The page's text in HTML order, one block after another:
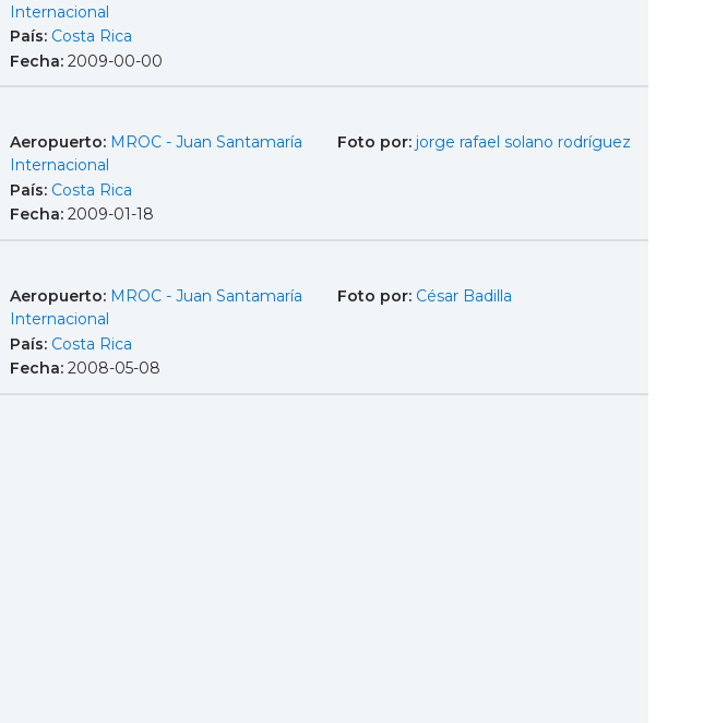
Internacional
País: Costa Rica
Fecha: 2009-00-00
Aeropuerto: MROC - Juan Santamaría
Internacional
País: Costa Rica
Fecha: 2009-01-18
Foto por: jorge rafael solano rodríguez
Aeropuerto: MROC - Juan Santamaría
Internacional
País: Costa Rica
Fecha: 2008-05-08
Foto por: César Badilla